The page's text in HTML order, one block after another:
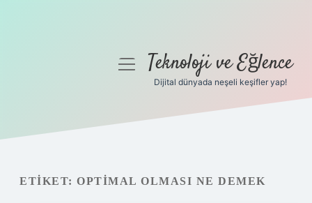
Gizlilik Politikası
menüyüTeknoloji ve Eğlence
Dijital dünyada neşeli keşifler yap!
ETIKET: OPTIMAL OLMASI NE DEMEK